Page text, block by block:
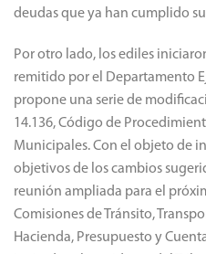
deudas que ya han cumplido
Por otro lado, los ediles
remitido por el Departamento
propone una serie de
14.136, Código de
Municipales. Con el objeto de
objetivos de los cambios
reunión ampliada para el
Comisiones de Tránsito,
Hacienda, Presupuesto y